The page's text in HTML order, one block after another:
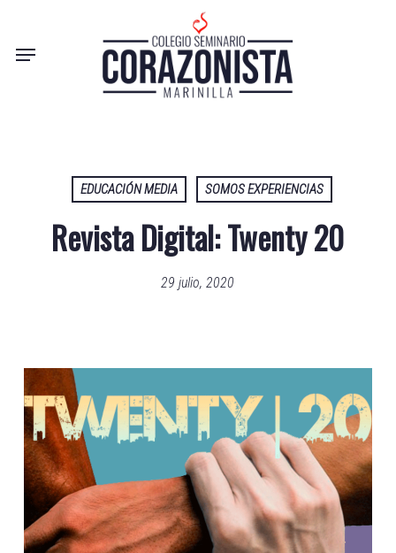
mainMenu
EDUCACIÓN MEDIA SOMOS EXPERIENCIAS
Revista Digital: Twenty 20
29 julio, 2020